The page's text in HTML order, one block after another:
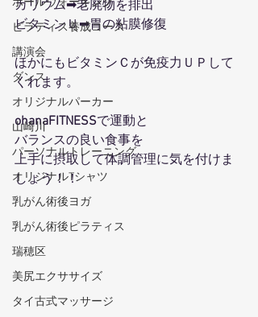
ポールウォーキング
ピラティス養成コース
講演会
ダンス
オリジナルパーカー
山崎川
パーソナルトレーニング
オリジナルTシャツ
乳がん術後ヨガ
乳がん術後ピラティス
瑞穂区
美尻エクササイズ
タイ古式マッサージ
カリウム➡老廃物を排出
ビタミンＵ➡胃の粘膜修復
ほかにもビタミンＣが免疫力ＵＰして
くれます。
ohanaFITNESSで運動と
バランスの良い食事を
上手に摂取して体調管理に気を付けま
しょう！！